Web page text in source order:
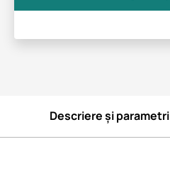
Descriere și parametri